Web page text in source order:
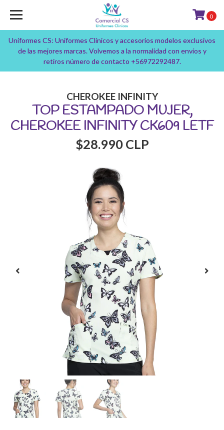
Uniformes CS: Uniformes Clínicos y accesorios modelos exclusivos
de las mejores marcas. Volvemos a la normalidad con envíos y
retiros número de contacto +56972292487.
0
CHEROKEE INFINITY
TOP ESTAMPADO MUJER,
CHEROKEE INFINITY CK609 LETF
$28.990 CLP